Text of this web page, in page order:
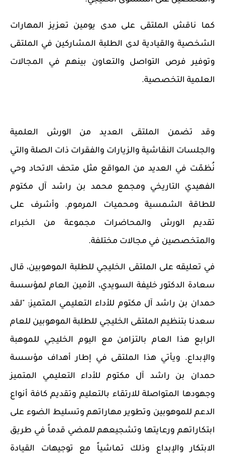
كما ناقش الملتقى على مدى يومين تعزيز المهارات
الشخصية والقيادية لدى الطلبة المشاركين في الملتقى
وتوفير فرص التواصل والتعاون بينهم في المجالات
العلمية التخصصية.
وقد تضمن الملتقى العديد من الورش العلمية
والجلسات النقاشية والزيارات والفقرات ذات الصلة والتي
نُظمّت في العديد من المواقع مثل متحف الاتحاد وحي
الفهيدي التاريخي ومجمع محمد بن راشد آل مكتوم
للطاقة الشمسية ومحميات المرموم. وأشرف على
تقديم الورش والمحاضرات مجموعة من الخبراء
والمتخصصين في مجالات مختلفة.
في تعليقه على الملتقى الخليجي للطلبة الموهوبين، قال
سعادة الدكتور خليفة السويدي، الأمين العام لمؤسسة
حمدان بن راشد آل مكتوم للأداء التعليمي المتميز: "لقد
سعدنا بتنظيم الملتقى الخليجي للطلبة الموهوبين للعام
الرابع هذا العام بالتزامن مع اليوم الخليجي للموهبة
والإبداع. ويأتي هذا الملتقى في إطار أهداف مؤسسة
حمدان بن راشد آل مكتوم للأداء التعليمي المتميز
وجهودها المتواصلة للارتقاء بالتعليم وتقديم كافة أنواع
الدعم للموهوبين وتطوير مهاراتهم وتسليط الضوء على
ابتكاراتهم ورعايتها وتشجيعهم للمضي قدماً في طريق
الابتكار والإبداع وذلك تماشياً مع توجيهات القيادة